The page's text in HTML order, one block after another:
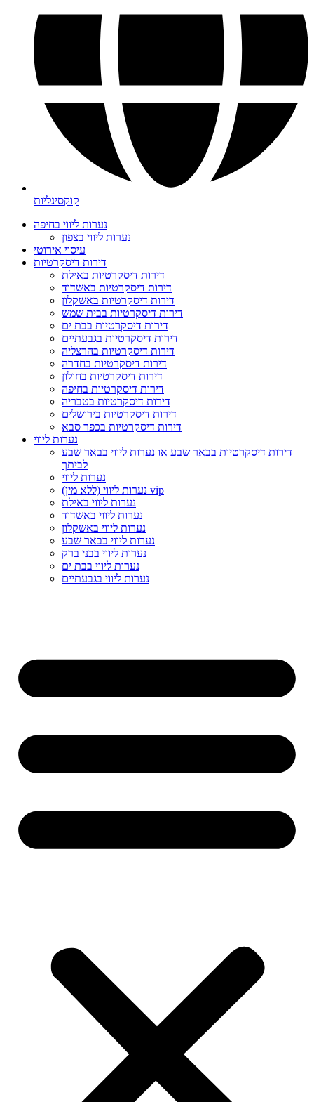
קוקסינליות
נערות ליווי בחיפה
נערות ליווי בצפון
עיסוי אירוטי
דירות דיסקרטיות
דירות דיסקרטיות באילת
דירות דיסקרטיות באשדוד
דירות דיסקרטיות באשקלון
דירות דיסקרטיות בבית שמש
דירות דיסקרטיות בבת ים
דירות דיסקרטיות בגבעתיים
דירות דיסקרטיות בהרצליה
דירות דיסקרטיות בחדרה
דירות דיסקרטיות בחולון
דירות דיסקרטיות בחיפה
דירות דיסקרטיות בטבריה
דירות דיסקרטיות בירושלים
דירות דיסקרטיות בכפר סבא
נערות ליווי
דירות דיסקרטיות בבאר שבע או נערות ליווי בבאר שבע
לביתך
נערות ליווי
נערות ליווי (ללא מין) vip
נערות ליווי באילת
נערות ליווי באשדוד
נערות ליווי באשקלון
נערות ליווי בבאר שבע
נערות ליווי בבני ברק
נערות ליווי בבת ים
נערות ליווי בגבעתיים